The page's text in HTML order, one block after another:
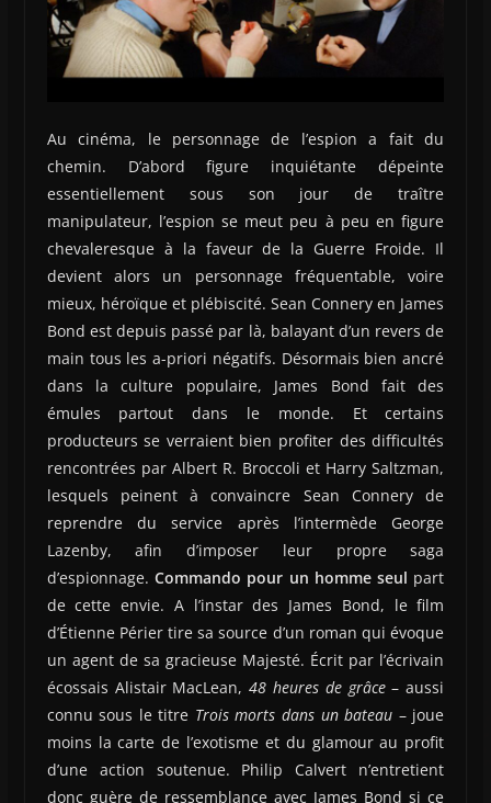
Au cinéma, le personnage de l’espion a fait du
chemin. D’abord figure inquiétante dépeinte
essentiellement sous son jour de traître
manipulateur, l’espion se meut peu à peu en figure
chevaleresque à la faveur de la Guerre Froide. Il
devient alors un personnage fréquentable, voire
mieux, héroïque et plébiscité. Sean Connery en James
Bond est depuis passé par là, balayant d’un revers de
main tous les a-priori négatifs. Désormais bien ancré
dans la culture populaire, James Bond fait des
émules partout dans le monde. Et certains
producteurs se verraient bien profiter des difficultés
rencontrées par Albert R. Broccoli et Harry Saltzman,
lesquels peinent à convaincre Sean Connery de
reprendre du service après l’intermède George
Lazenby, afin d’imposer leur propre saga
d’espionnage. Commando pour un homme seul part
de cette envie. A l’instar des James Bond, le film
d’Étienne Périer tire sa source d’un roman qui évoque
un agent de sa gracieuse Majesté. Écrit par l’écrivain
écossais Alistair MacLean,48 heures de grâce– aussi
connu sous le titre Trois morts dans un bateau – joue
moins la carte de l’exotisme et du glamour au profit
d’une action soutenue. Philip Calvert n’entretient
donc guère de ressemblance avec James Bond si ce